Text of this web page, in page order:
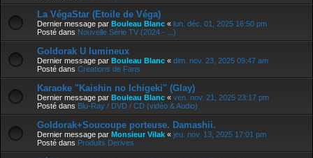
La VégaStar (Etoile de Véga)
Dernier message par Bouleau Blanc « lun. déc. 01, 2025 16:50 pm
Posté dans Nouvelle Série TV (2024 - ...)
Goldorak U lumineux
Dernier message par Bouleau Blanc « dim. nov. 23, 2025 09:47 am
Posté dans Creations de Fans
Karaoke "Kaishin no Ichigeki" (Glay)
Dernier message par Bouleau Blanc « ven. nov. 21, 2025 23:17 pm
Posté dans Blu-Ray / DVD / CD (vidéo & Audio)
Goldorak+Soucoupe porteuse. Damashii.
Dernier message par Monsieur Vilak « jeu. nov. 13, 2025 17:01 pm
Posté dans Produits Derives